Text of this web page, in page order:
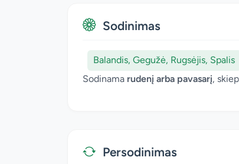
Sodinimas
Balandis, Gegužė, Rugsėjis, Spalis
Sodinama rudenį arba pavasarį,
Persodinimas